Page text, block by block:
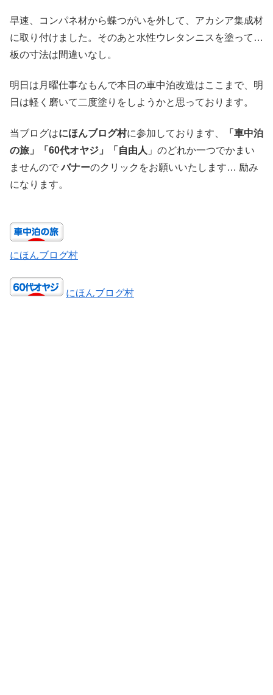
早速、コンパネ材から蝶つがいを外して、アカシア集成材
に取り付けました。そのあと水性ウレタンニスを塗って…
板の寸法は間違いなし。
明日は月曜仕事なもんで本日の車中泊改造はここまで、明
日は軽く磨いて二度塗りをしようかと思っております。
当ブログはにほんブログ村に参加しております、
「車中泊
の旅」「60代オヤジ」「自由人 」のどれか一つでかまい
ませんのでバナーのクリックをお願いいたします… 励み
になります。
にほんブログ村
にほんブログ村